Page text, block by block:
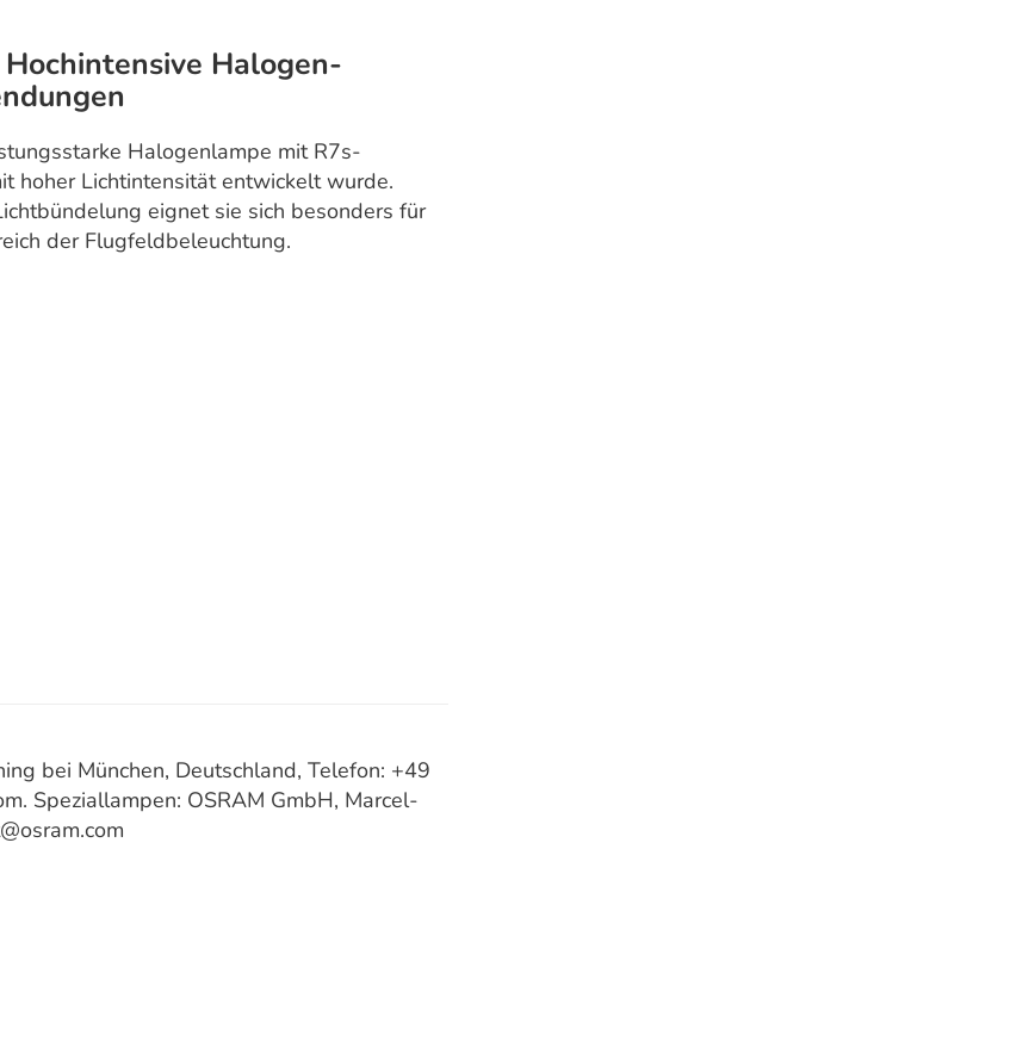
Halogen-
Halogenlampe mit R7s-
hoher Lichtintensität entwickelt wurde.
eignet sie sich besonders für
der Flugfeldbeleuchtung.
bei München, Deutschland, Telefon: +49
Speziallampen: OSRAM GmbH, Marcel-